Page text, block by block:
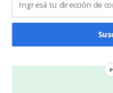
Artículo anterior
y tendencias para el